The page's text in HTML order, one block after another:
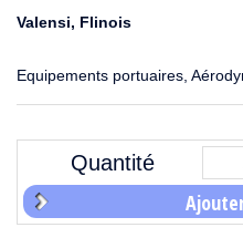
Valensi, Flinois
Equipements portuaires,
Quantité